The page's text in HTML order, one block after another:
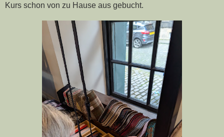
Kurs schon von zu Hause aus gebucht.